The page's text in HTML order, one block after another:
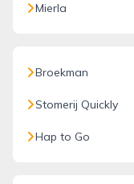
Mierla
Broekman
Stomerij Quickly
Hap to Go